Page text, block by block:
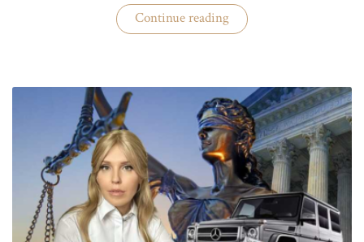
Continue reading«Нацбанк
четвертую
покупает»